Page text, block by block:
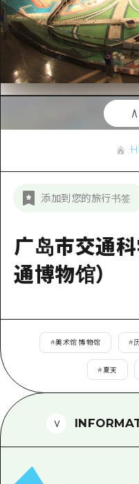
活动·庙
美食·酒
骑自行
购物
运动
夜晚生
标准
历史·文化
自然
广岛随
广岛市
安艺
答对了
宫岛周边
短途旅
半天
1晚2天
2晚3天
列表
广岛市
安艺
答對了
美北
东山口
岛根
活动
应时信息
有用的信
列表
超值的
行李寄
面向外
志愿者
新闻
添加到您的旅行书签
广岛市交通
通博物馆）
#美术馆·博物馆 #
# 夏天